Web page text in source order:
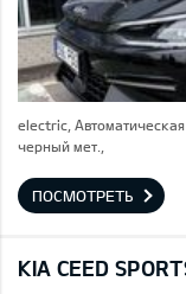
electric, Автоматическая
черный мет.,
ПОСМОТРЕТЬ
KIA CEED